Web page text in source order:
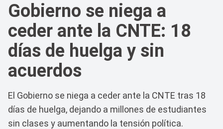
Gobierno se niega a
ceder ante la CNTE: 18
días de huelga y sin
acuerdos
El Gobierno se niega a ceder ante la CNTE tras 18
días de huelga, dejando a millones de estudiantes
sin clases y aumentando la tensión política.